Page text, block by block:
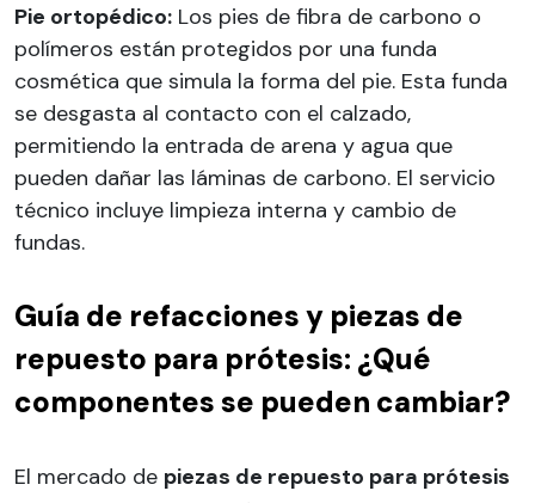
Pie ortopédico: Los pies de fibra de carbono o
polímeros están protegidos por una funda
cosmética que simula la forma del pie. Esta funda
se desgasta al contacto con el calzado,
permitiendo la entrada de arena y agua que
pueden dañar las láminas de carbono. El servicio
técnico incluye limpieza interna y cambio de
fundas.
Guía de refacciones y piezas de
repuesto para prótesis: ¿Qué
componentes se pueden cambiar?
El mercado de piezas de repuesto para prótesis